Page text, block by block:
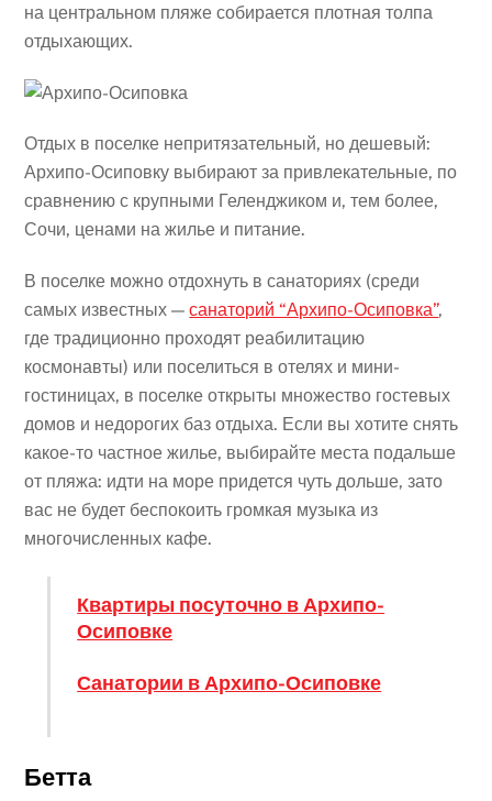
на центральном пляже собирается плотная толпа
отдыхающих.
Отдых в поселке непритязательный, но дешевый:
Архипо-Осиповку выбирают за привлекательные, по
сравнению с крупными Геленджиком и, тем более,
Сочи, ценами на жилье и питание.
В поселке можно отдохнуть в санаториях (среди
самых известных —санаторий “Архипо-Осиповка”,
где традиционно проходят реабилитацию
космонавты) или поселиться в отелях и мини-
гостиницах, в поселке открыты множество гостевых
домов и недорогих баз отдыха. Если вы хотите снять
какое-то частное жилье, выбирайте места подальше
от пляжа: идти на море придется чуть дольше, зато
вас не будет беспокоить громкая музыка из
многочисленных кафе.
Квартиры посуточно в Архипо-
Осиповке
Санатории в Архипо-Осиповке
Бетта